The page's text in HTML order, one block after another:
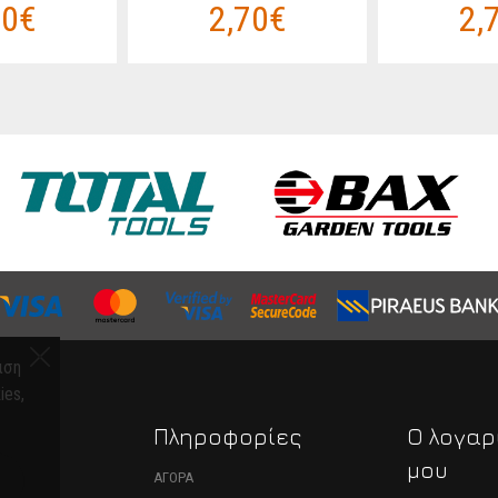
2,70€
Πληροφορίες
ΑΓΟΡΑ
Ο
μου